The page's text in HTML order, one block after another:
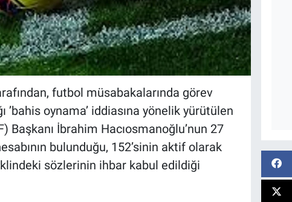
futbol müsabakalarında görev
’bahis oynama’ iddiasına yönelik yürütülen
Başkanı İbrahim Hacıosmanoğlu’nun 27
bulunduğu, 152’sinin aktif olarak
sözlerinin ihbar kabul edildiği